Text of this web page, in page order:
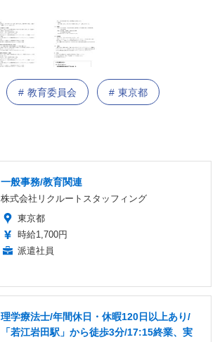
教育委員会 東京都
一般事務/教育関連
株式会社リクルートスタッフィング
東京都
時給1,700円
派遣社員
理学療法士/年間休日・休暇120日以上あり/
「若江岩田駅」から徒歩3分/17:15終業、実